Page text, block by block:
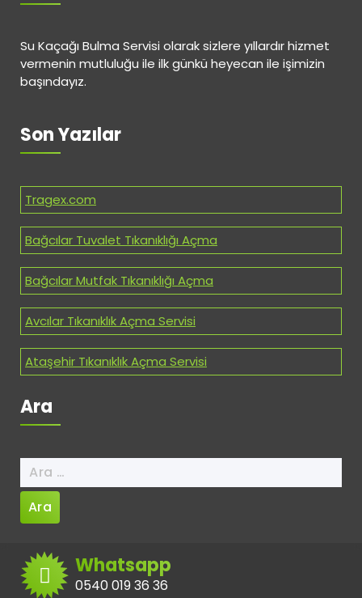
Su Kaçağı Bulma Servisi olarak sizlere yıllardır hizmet
vermenin mutluluğu ile ilk günkü heyecan ile işimizin
başındayız.
Son Yazılar
Tragex.com
Bağcılar Tuvalet Tıkanıklığı Açma
Bağcılar Mutfak Tıkanıklığı Açma
Avcılar Tıkanıklık Açma Servisi
Ataşehir Tıkanıklık Açma Servisi
Ara
Arama:
Whatsapp
0540 019 36 36